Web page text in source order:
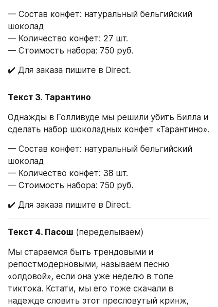
— Состав конфет: натуральный бельгийский
шоколад
— Количество конфет: 27 шт.
— Стоимость набора: 750 руб.
✔️ Для заказа пишите в Direct.
Текст 3. Тарантино
Однажды в Голливуде мы решили убить Билла и
сделать набор шоколадных конфет «Тарантино».
— Состав конфет: натуральный бельгийский
шоколад
— Количество конфет: 38 шт.
— Стоимость набора: 750 руб.
✔️ Для заказа пишите в Direct.
Текст 4. Пасош (переделываем)
Мы стараемся быть трендовыми и
репостмодерновыми, называем песню
«олдовой», если она уже неделю в топе
тиктока. Кстати, мы его тоже скачали в
надежде словить этот пресловутый кринж,